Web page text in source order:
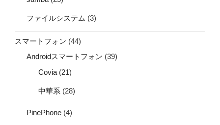
ファイルシステム (3)
スマートフォン (44)
Androidスマートフォン (39)
Covia (21)
中華系 (28)
PinePhone (4)